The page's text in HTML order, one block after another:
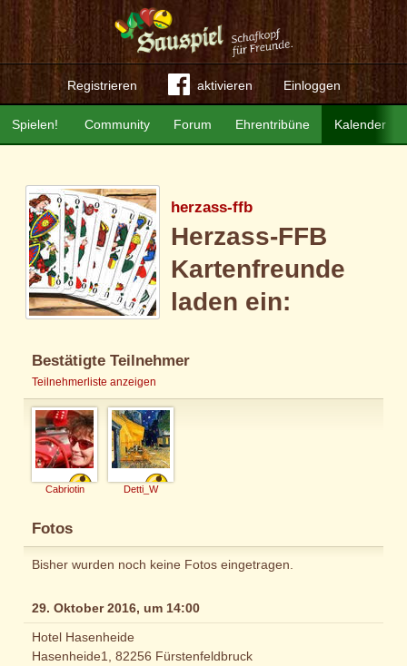
Registrieren aktivieren Einloggen
Community Forum Ehrentribüne Kalender
Spielen!
herzass-ffb
Herzass-FFB
Kartenfreunde
laden ein:
Bestätigte Teilnehmer
Teilnehmerliste anzeigen
Cabriotin Detti_W
Fotos
Bisher wurden noch keine Fotos eingetragen.
29. Oktober 2016, um 14:00
Hotel Hasenheide
Hasenheide1, 82256 Fürstenfeldbruck